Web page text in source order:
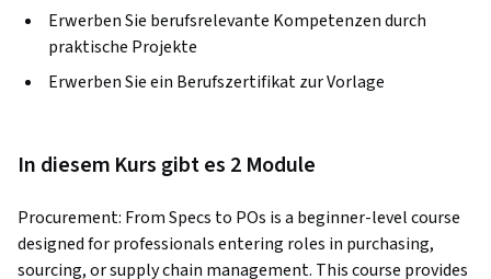
Erwerben Sie berufsrelevante Kompetenzen durch
praktische Projekte
Erwerben Sie ein Berufszertifikat zur Vorlage
In diesem Kurs gibt es 2 Module
Procurement: From Specs to POs is a beginner-level course
designed for professionals entering roles in purchasing,
sourcing, or supply chain management. This course provides